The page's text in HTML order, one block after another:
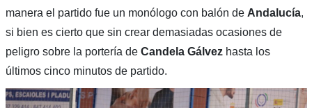
manera el partido fue un monólogo con balón de Andalucía,
si bien es cierto que sin crear demasiadas ocasiones de
peligro sobre la portería de Candela Gálvezhasta los
últimos cinco minutos de partido.